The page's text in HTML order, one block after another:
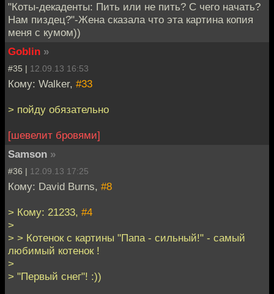
"Коты-декаденты: Пить или не пить? С чего начать?
Нам пиздец?"-Жена сказала что эта картина копия
меня с кумом))
Goblin »
#35 | 12.09.13 16:53
Кому: Walker, #33
> пойду обязательно
[шевелит бровями]
Samson »
#36 | 12.09.13 17:25
Кому: David Burns, #8
> Кому: 21233, #4
>
> > Котенок с картины "Папа - сильный!" - самый
любимый котенок !
>
> "Первый снег"! :))